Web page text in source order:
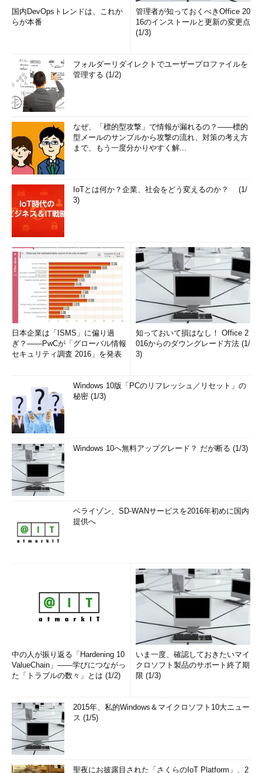
もしトラブルが解消できなかったら、次はダウンロード版の
Windows Updateトラブルシューティングツールを試してみると
Windows Updateの更新トラブルをダウンロード版トラブ
ルシューティングツール（旧Fix it）で解消する
これはダウンロードの手間が必要な半面、本TIPSで説明した
■関連リンク
Windows Updateのサポート情報ページ
ト）
更新プログラムのインストールに関する問題のトラブル
シューティング
■この記事と関連性の高い別の記事
ブルシューティングツール（旧Fix it）で解決する
（TIPS）
Windows 7／Server 2008のWindows Updateの使い方
（基本編）（TIPS）
Windows Updateを無効化する
（TIPS）
グループ・ポリシーでWindows Updateの実行を禁止す
る（TIPS）
Windows 7／Server 2008のWindows Updateの使い方
「Tech TIPS
国内DevOpsトレンドは、これか
らが本番
管理者が知っておくべきOffice 20
16のインストールと更新の変更点
(1/3)
フォルダーリダイレクトでユーザープロファイルを
管理する (1/2)
なぜ、「標的型攻撃」で情報が漏れるの？――標的
型メールのサンプルから攻撃の流れ、対策の考え方
まで、もう一度分かりやすく解...
IoTとは何か？企業、社会をどう変えるのか？ (1/
3)
日本企業は「ISMS」に偏り過
ぎ？――PwCが「グローバル情報
セキュリティ調査 2016」を発表
知っておいて損はなし！ Office 2
016からのダウングレード方法 (1/
3)
Windows 10版「PCのリフレッシュ／リセット」の
秘密 (1/3)
Windows 10へ無料アップグレード？ だが断る (1/3)
ベライゾン、SD-WANサービスを2016年初めに国内
提供へ
中の人が振り返る「Hardening 10
ValueChain」――学びにつながっ
た「トラブルの数々」とは (1/2)
いま一度、確認しておきたいマイ
クロソフト製品のサポート終了期
限 (1/3)
2015年、私的Windows＆マイクロソフト10大ニュー
ス (1/5)
聖夜にお披露目された「さくらのIoT Platform」、2